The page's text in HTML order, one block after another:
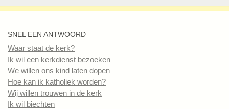
SNEL EEN ANTWOORD
Waar staat de kerk?
Ik wil een kerkdienst bezoeken
We willen ons kind laten dopen
Hoe kan ik katholiek worden?
Wij willen trouwen in de kerk
Ik wil biechten